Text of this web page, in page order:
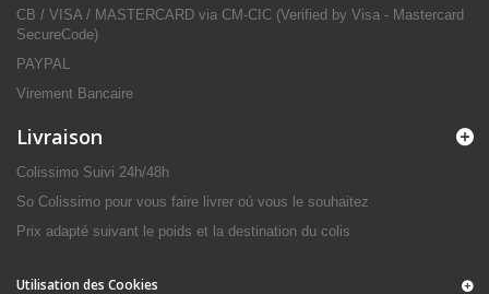
CB / VISA / MASTERCARD via CM-CIC (Verified by Visa - Mastercard
SecureCode)
PAYPAL
Virement Bancaire
Livraison
Colissimo Suivi 24h/48h
So Colissimo pour vous faire livrer où vous le souhaitez
Prix adapté suivant le poids et la destination du colis
Utilisation des Cookies